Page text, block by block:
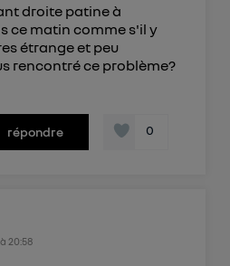
droite patine à
ce matin comme s'il y
étrange et peu
rencontré ce problème?
répondre 0
20:58